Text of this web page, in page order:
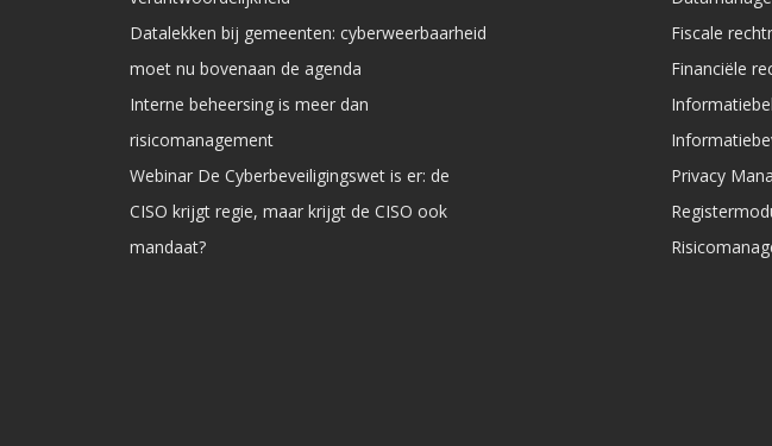
Datalekken bij gemeenten: cyberweerbaarheid
moet nu bovenaan de agenda
Interne beheersing is meer dan
risicomanagement
Webinar De Cyberbeveiligingswet is er: de
CISO krijgt regie, maar krijgt de CISO ook
mandaat?
Fiscale
Financiële
Privacy